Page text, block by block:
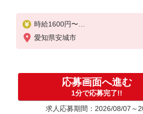
時給1600円〜
※別途インセンティブ、職能評価
※残業代支給
゜+゜・。○。・゜+゜・。○。・゜
入社祝い金10万円支給(規定有)
お友達を紹介頂くと,
インセンティブ支給(規定有)
愛知県安城市
応募画面へ進む
1分で応募完了!!
求人応募期間：2026/08/07～